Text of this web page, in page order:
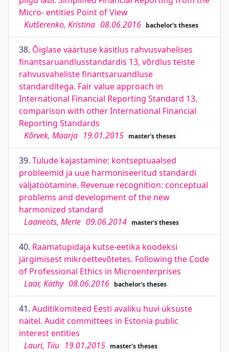
Micro- entities Point of View
Kutšerenko, Kristina 08.06.2016 bachelor's theses
38. Õiglase väärtuse käsitlus rahvusvahelises
finantsaruandlusstandardis 13, võrdlus teiste
rahvusvaheliste finantsaruandluse
standarditega. Fair value approach in
International Financial Reporting Standard 13,
comparison with other International Financial
Reporting Standards
Kõrvek, Maarja 19.01.2015 master's theses
39. Tulude kajastamine: kontseptuaalsed
probleemid ja uue harmoniseeritud standardi
väljatöötamine. Revenue recognition: conceptual
problems and development of the new
harmonized standard
Laaneots, Merle 09.06.2014 master's theses
40. Raamatupidaja kutse-eetika koodeksi
järgimisest mikroettevõtetes. Following the Code
of Professional Ethics in Microenterprises
Laar, Käthy 08.06.2016 bachelor's theses
41. Auditikomiteed Eesti avaliku huvi üksuste
näitel. Audit committees in Estonia public
interest entities
Lauri, Tiiu 19.01.2015 master's theses